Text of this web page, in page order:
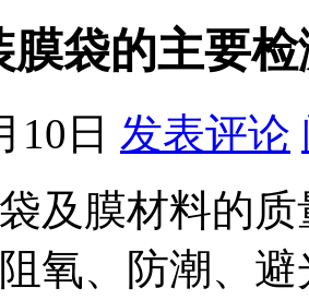
膜袋的主要
10日 发表评论
及膜材料的
氧、防潮、